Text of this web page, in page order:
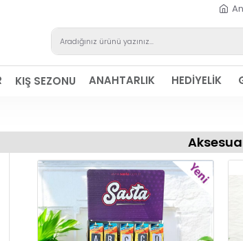
KIŞ SEZONU ANAHTARLIK HEDİYELİK
YENI